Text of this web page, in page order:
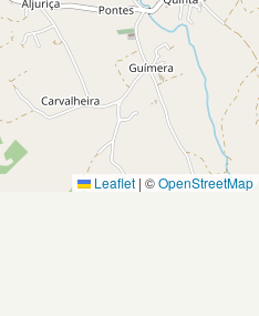
Leaflet | ©OpenStreetMap